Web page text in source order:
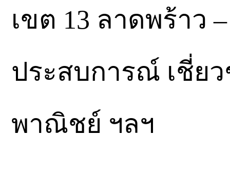
เขต 13 ลาดพร้าว
ประสบการณ์ เชี่ย
พาณิชย์ ฯลฯ